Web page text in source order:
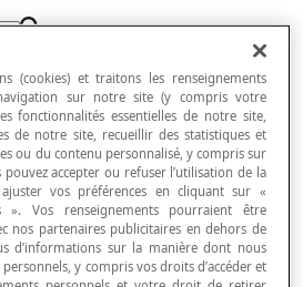
à une durée de 1000 ans.
(cookies) et traitons les renseignements
sur notre site (y compris votre
fonctionnalités essentielles de notre site,
de notre site, recueillir des statistiques et
ou du contenu personnalisé, y compris sur
accepter ou refuser l’utilisation de la
vos préférences en cliquant sur «
». Vos renseignements pourraient être
nos partenaires publicitaires en dehors de
d’informations sur la manière dont nous
y compris vos droits d’accéder et